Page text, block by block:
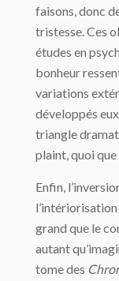
faisons, donc
tristesse. Ces
études en
bonheur
variations
développés
triangle
plaint, quoi
Enfin,
grand que le
autant
tome des